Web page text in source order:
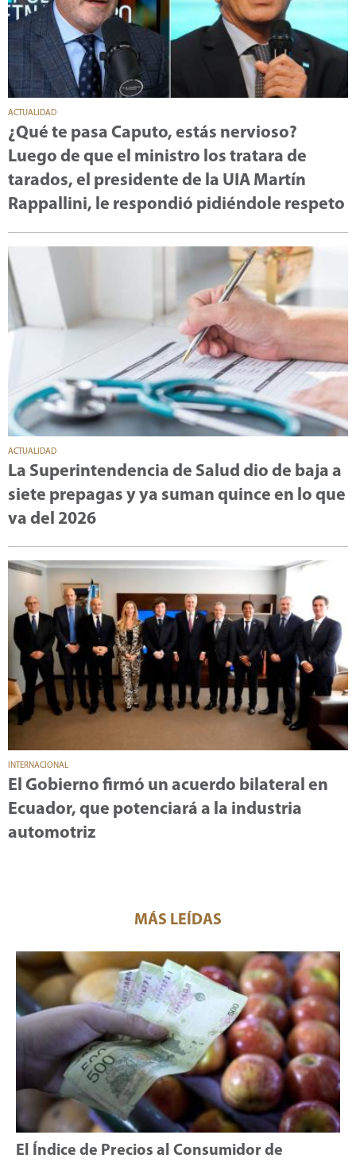
ACTUALIDAD
¿Qué te pasa Caputo, estás nervioso?
Luego de que el ministro los tratara de
tarados, el presidente de la UIA Martín
Rappallini, le respondió pidiéndole respeto
ACTUALIDAD
La Superintendencia de Salud dio de baja a
siete prepagas y ya suman quince en lo que
va del 2026
INTERNACIONAL
El Gobierno firmó un acuerdo bilateral en
Ecuador, que potenciará a la industria
automotriz
MÁS LEÍDAS
El Índice de Precios al Consumidor de